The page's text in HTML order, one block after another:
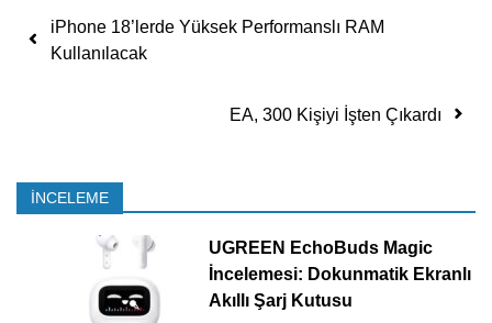
Yazı dolaşımı
iPhone 18’lerde Yüksek Performanslı RAM
Kullanılacak
EA, 300 Kişiyi İşten Çıkardı
İNCELEME
UGREEN EchoBuds Magic
İncelemesi: Dokunmatik Ekranlı
Akıllı Şarj Kutusu